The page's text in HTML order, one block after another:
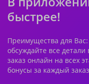
быстрее!
Преимущества для
обсуждайте все
заказ онлайн на всех
бонусы за каждый